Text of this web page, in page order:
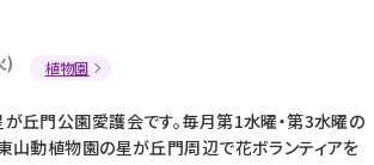
) 植物園
が丘門公園愛護会です。毎月第1水曜・第3水曜の
山動植物園の星が丘門周辺で花ボランティアを